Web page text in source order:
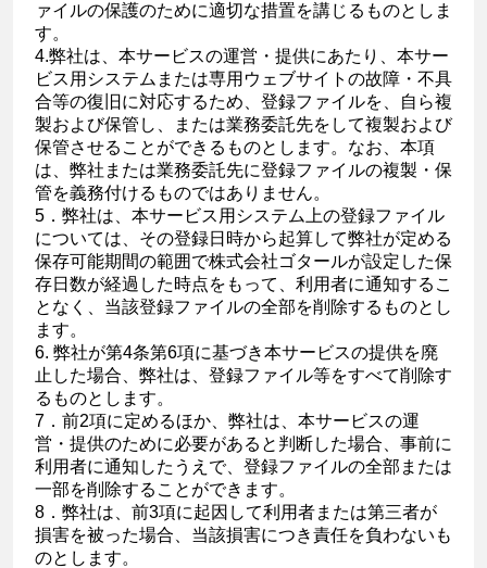
ァイルの保護のために適切な措置を講じるものとしま
す。
4.弊社は、本サービスの運営・提供にあたり、本サー
ビス用システムまたは専用ウェブサイトの故障・不具
合等の復旧に対応するため、登録ファイルを、自ら複
製および保管し、または業務委託先をして複製および
保管させることができるものとします。なお、本項
は、弊社または業務委託先に登録ファイルの複製・保
管を義務付けるものではありません。
5．弊社は、本サービス用システム上の登録ファイル
については、その登録日時から起算して弊社が定める
保存可能期間の範囲で株式会社ゴタールが設定した保
存日数が経過した時点をもって、利用者に通知するこ
となく、当該登録ファイルの全部を削除するものとし
ます。
6. 弊社が第4条第6項に基づき本サービスの提供を廃
止した場合、弊社は、登録ファイル等をすべて削除す
るものとします。
7．前2項に定めるほか、弊社は、本サービスの運
営・提供のために必要があると判断した場合、事前に
利用者に通知したうえで、登録ファイルの全部または
一部を削除することができます。
8．弊社は、前3項に起因して利用者または第三者が
損害を被った場合、当該損害につき責任を負わないも
のとします。